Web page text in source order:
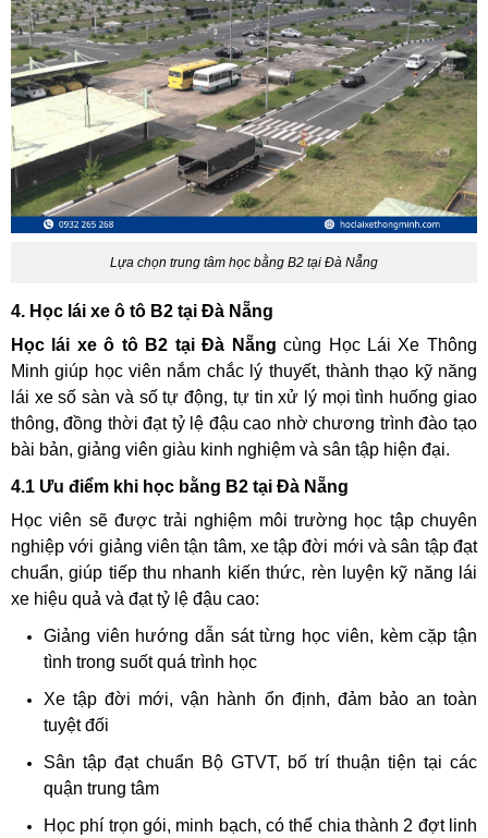
Lựa chọn trung tâm học bằng B2 tại Đà Nẵng
4. Học lái xe ô tô B2 tại Đà Nẵng
Học lái xe ô tô B2 tại Đà Nẵng cùng Học Lái Xe Thông
Minh giúp học viên nắm chắc lý thuyết, thành thạo kỹ năng
lái xe số sàn và số tự động, tự tin xử lý mọi tình huống giao
thông, đồng thời đạt tỷ lệ đậu cao nhờ chương trình đào tạo
bài bản, giảng viên giàu kinh nghiệm và sân tập hiện đại.
4.1 Ưu điểm khi học bằng B2 tại Đà Nẵng
Học viên sẽ được trải nghiệm môi trường học tập chuyên
nghiệp với giảng viên tận tâm, xe tập đời mới và sân tập đạt
chuẩn, giúp tiếp thu nhanh kiến thức, rèn luyện kỹ năng lái
xe hiệu quả và đạt tỷ lệ đậu cao:
Giảng viên hướng dẫn sát từng học viên, kèm cặp tận
tình trong suốt quá trình học
Xe tập đời mới, vận hành ổn định, đảm bảo an toàn
tuyệt đối
Sân tập đạt chuẩn Bộ GTVT, bố trí thuận tiện tại các
quận trung tâm
Học phí trọn gói, minh bạch, có thể chia thành 2 đợt linh